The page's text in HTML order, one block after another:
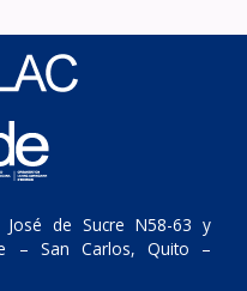
de Sucre N58-63 y
– San Carlos, Quito –